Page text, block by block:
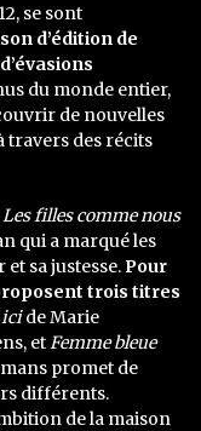
se sont
d’édition de
du monde entier,
de nouvelles
travers des récits
Les filles comme nous
qui a marqué les
sa justesse.Pour
trois titres
icide Marie
etFemme bleue
promet de
différents.
de la maison